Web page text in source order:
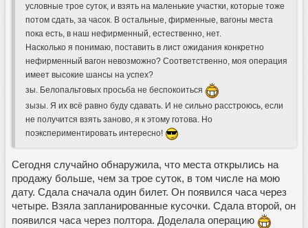
условные трое суток, и взять на маленькие участки, которые тоже
потом сдать, за часок. В остальные, фирменные, вагоны места
пока есть, в наш нефирменный, естественно, нет.
Насколько я понимаю, поставить в лист ожидания конкретно
нефирменный вагон невозможно? Соответственно, моя операция
имеет высокие шансы на успех?
зы. Белопальтовых просьба не беспокоиться
зызы. Я их всё равно буду сдавать. И не сильно расстроюсь, если
не получится взять заново, я к этому готова. Но
поэкспериментировать интересно!
Сегодня случайно обнаружила, что места открылись на
продажу больше, чем за трое суток, в том числе на мою
дату. Сдала сначала один билет. Он появился часа через
четыре. Взяла запланированные кусочки. Сдала второй, он
появился часа через полтора. Доделала операцию